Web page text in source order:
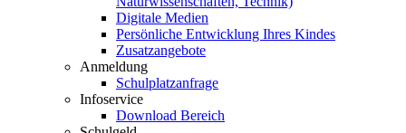
Digitale Medien
Persönliche Entwicklung Ihres Kindes
Zusatzangebote
Anmeldung
Schulplatzanfrage
Infoservice
Download Bereich